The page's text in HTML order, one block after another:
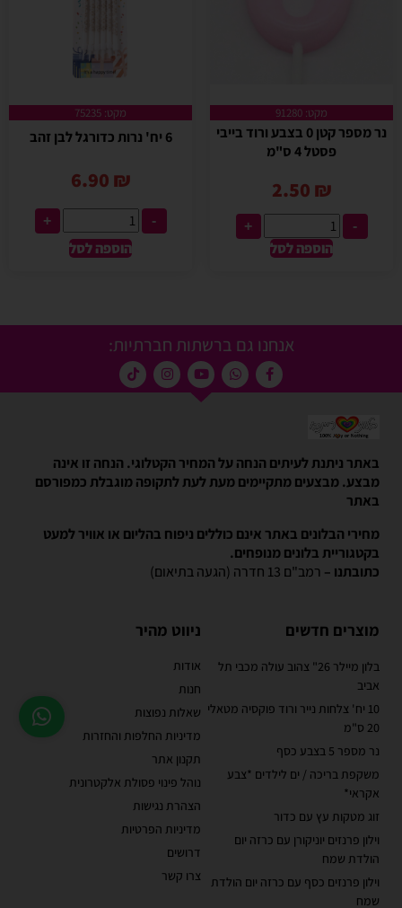
מקט: 91280
נר מספר קטן 0 בצבע ורוד בייבי
פסטל 4 ס"מ
2.50 ₪
-
+
הוספה לסל
מקט: 75235
6 יח' נרות כדורגל לבן זהב
6.90 ₪
-
+
הוספה לסל
אנחנו גם ברשתות חברתיות:
באתר ניתנת לעיתים הנחה על המחיר הקטלוגי. הנחה זו אינה
מבצע. מבצעים מתקיימים מעת לעת לתקופה מוגבלת כמפורסם
באתר
מחירי הבלונים באתר אינם כוללים ניפוח בהליום או אוויר למעט
בקטגוריית בלונים מנופחים.
כתובתנו – רמב"ם 13 חדרה (הגעה בתיאום)
מוצרים חדשים
בלון מיילר 26" צהוב עולה מכבי תל
אביב
10 יח' צלחות נייר ורוד פוקסיה מטאלי
20 ס"מ
נר מספר 5 בצבע כסף
משקפת בריכה / ים לילדים *צבע
אקראי*
זוג מטקות עץ עם כדור
וילון פרנזים יוניקורן עם כרזה יום
הולדת שמח
וילון פרנזים כסף עם כרזה יום הולדת
שמח
ניווט מהיר
אודות
חנות
שאלות נפוצות
מדיניות החלפות והחזרות
תקנון אתר
נוהל פינוי פסולת אלקטרונית
הצהרת נגישות
מדיניות הפרטיות
דרושים
צרו קשר